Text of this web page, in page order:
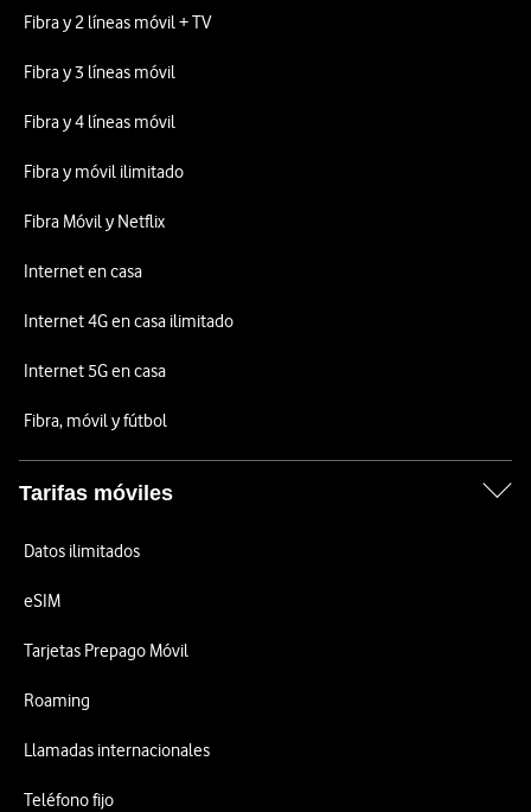
Fibra y 2 líneas móvil + TV
Fibra y 3 líneas móvil
Fibra y 4 líneas móvil
Fibra y móvil ilimitado
Fibra Móvil y Netflix
Internet en casa
Internet 4G en casa ilimitado
Internet 5G en casa
Fibra, móvil y fútbol
Tarifas móviles
Datos ilimitados
eSIM
Tarjetas Prepago Móvil
Roaming
Llamadas internacionales
Teléfono fijo